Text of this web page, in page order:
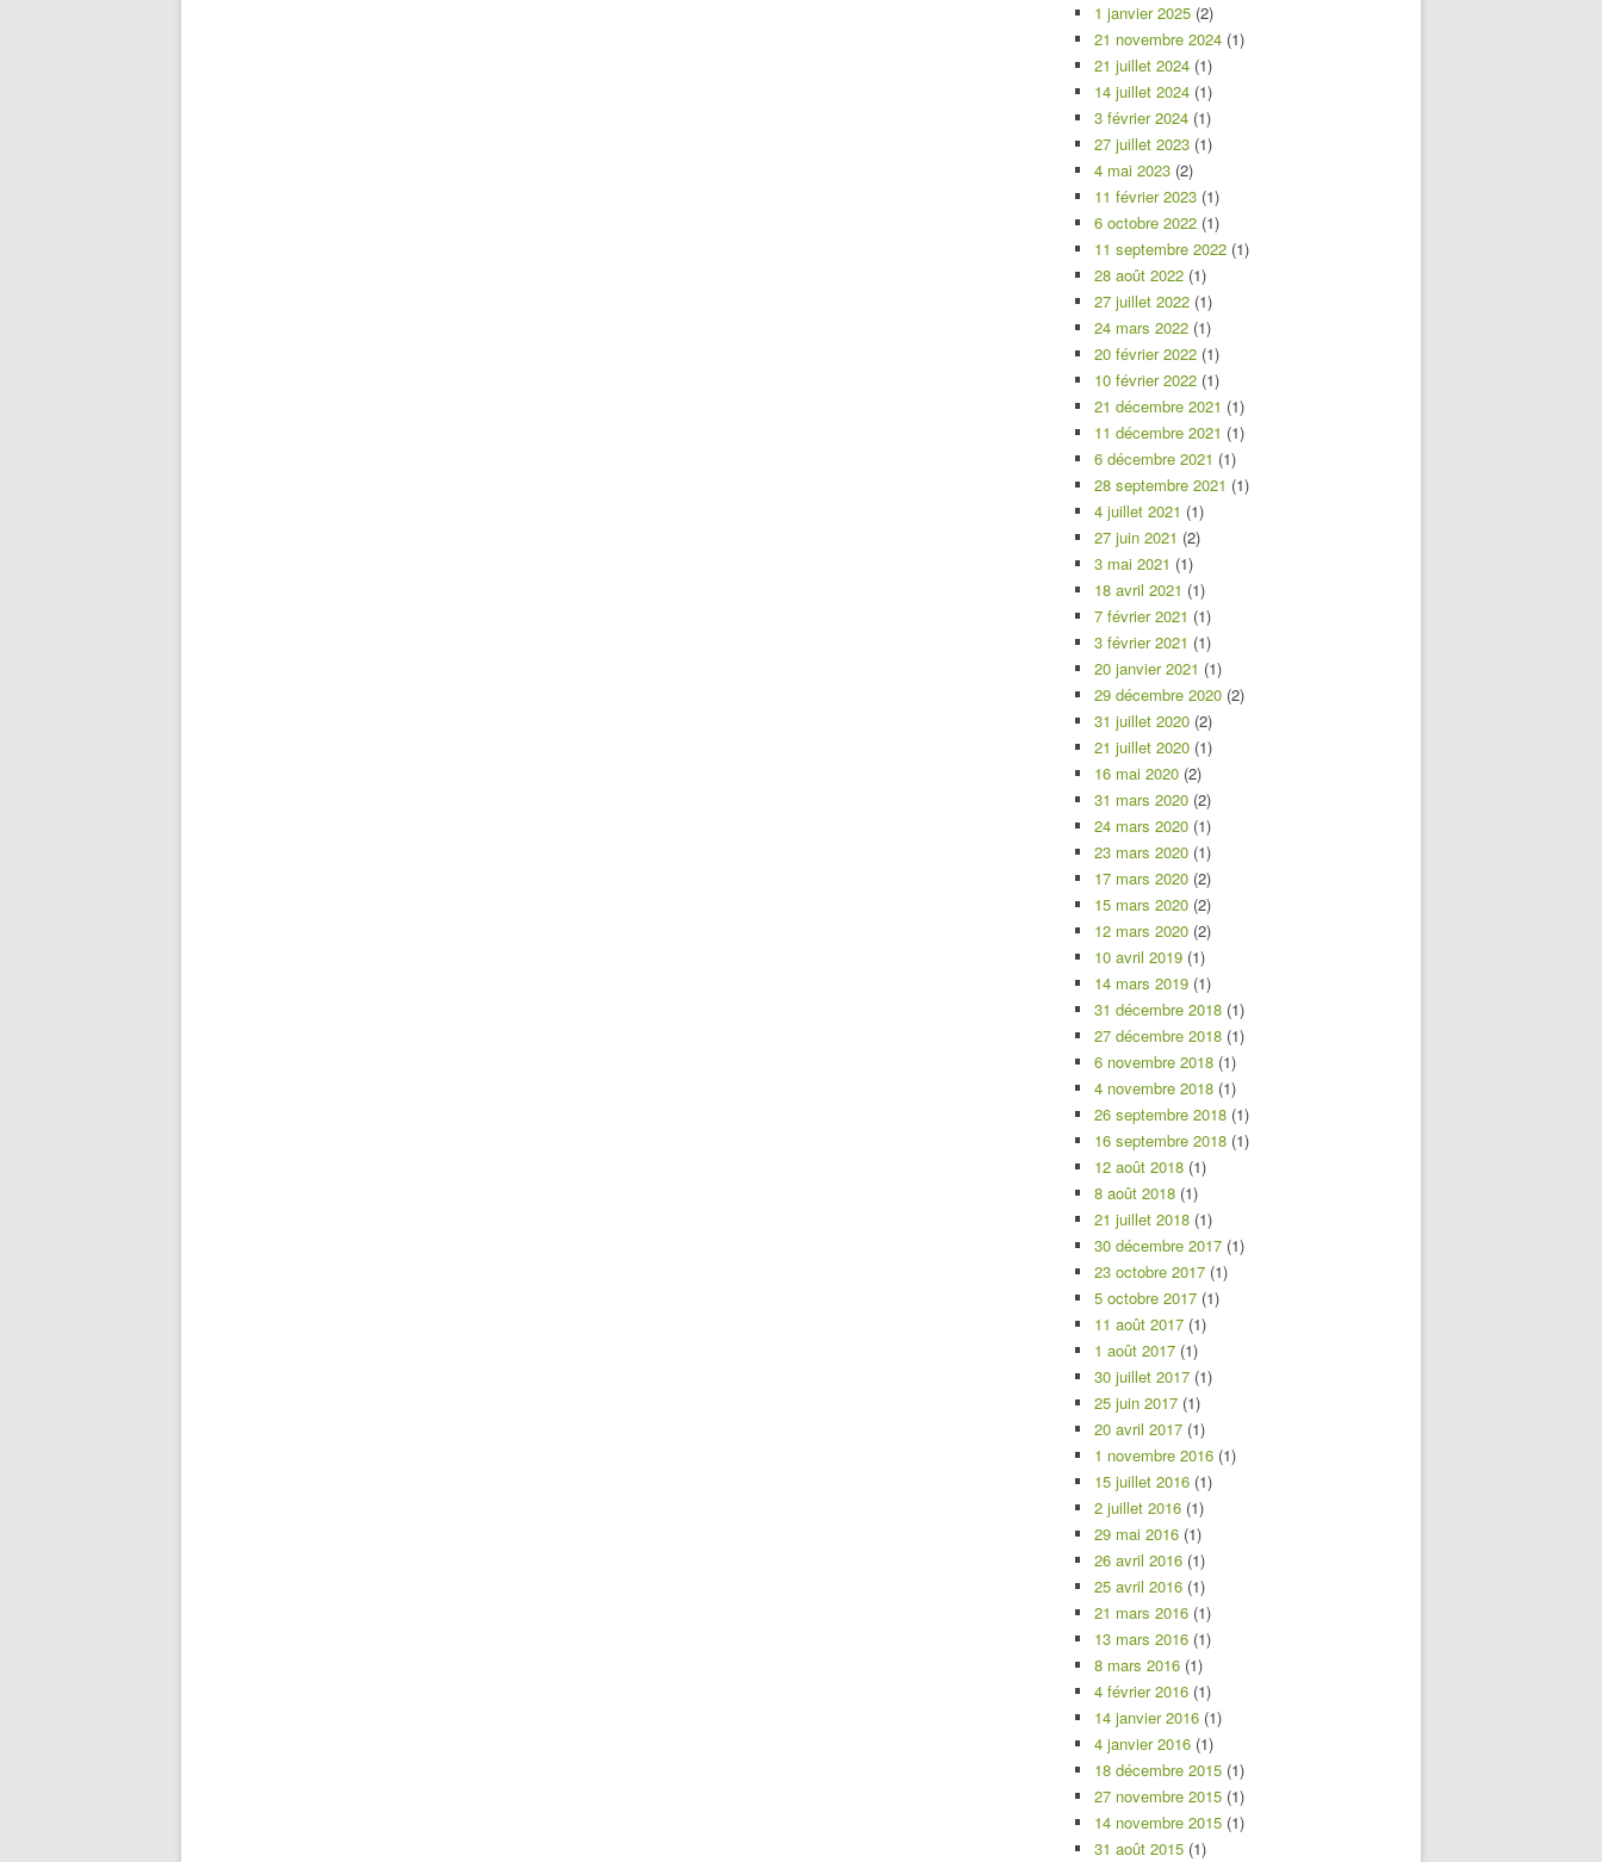
1 janvier 2025 (2)
21 novembre 2024 (1)
21 juillet 2024 (1)
14 juillet 2024 (1)
3 février 2024 (1)
27 juillet 2023 (1)
4 mai 2023 (2)
11 février 2023 (1)
6 octobre 2022 (1)
11 septembre 2022 (1)
28 août 2022 (1)
27 juillet 2022 (1)
24 mars 2022 (1)
20 février 2022 (1)
10 février 2022 (1)
21 décembre 2021 (1)
11 décembre 2021 (1)
6 décembre 2021 (1)
28 septembre 2021 (1)
4 juillet 2021 (1)
27 juin 2021 (2)
3 mai 2021 (1)
18 avril 2021 (1)
7 février 2021 (1)
3 février 2021 (1)
20 janvier 2021 (1)
29 décembre 2020 (2)
31 juillet 2020 (2)
21 juillet 2020 (1)
16 mai 2020 (2)
31 mars 2020 (2)
24 mars 2020 (1)
23 mars 2020 (1)
17 mars 2020 (2)
15 mars 2020 (2)
12 mars 2020 (2)
10 avril 2019 (1)
14 mars 2019 (1)
31 décembre 2018 (1)
27 décembre 2018 (1)
6 novembre 2018 (1)
4 novembre 2018 (1)
26 septembre 2018 (1)
16 septembre 2018 (1)
12 août 2018 (1)
8 août 2018 (1)
21 juillet 2018 (1)
30 décembre 2017 (1)
23 octobre 2017 (1)
5 octobre 2017 (1)
11 août 2017 (1)
1 août 2017 (1)
30 juillet 2017 (1)
25 juin 2017 (1)
20 avril 2017 (1)
1 novembre 2016 (1)
15 juillet 2016 (1)
2 juillet 2016 (1)
29 mai 2016 (1)
26 avril 2016 (1)
25 avril 2016 (1)
21 mars 2016 (1)
13 mars 2016 (1)
8 mars 2016 (1)
4 février 2016 (1)
14 janvier 2016 (1)
4 janvier 2016 (1)
18 décembre 2015 (1)
27 novembre 2015 (1)
14 novembre 2015 (1)
31 août 2015 (1)